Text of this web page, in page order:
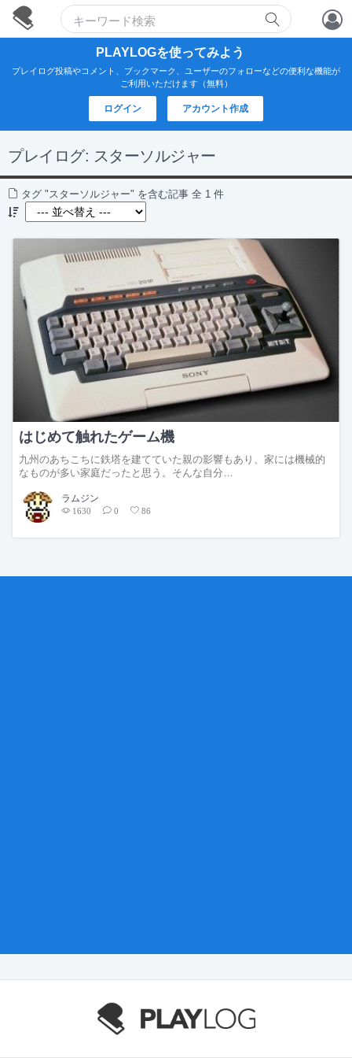
アカウント作成
ログイン
PLAYLOGを使ってみよう
プレイログ投稿やコメント、ブックマーク、ユーザーのフォローなどの便利な機能が
ご利用いただけます（無料）
ログイン アカウント作成
プレイログ: スターソルジャー
タグ "スターソルジャー" を含む記事 全 1 件
はじめて触れたゲーム機
九州のあちこちに鉄塔を建てていた親の影響もあり、家には機械的
なものが多い家庭だったと思う。そんな自分…
ラムジン
1630 0 86